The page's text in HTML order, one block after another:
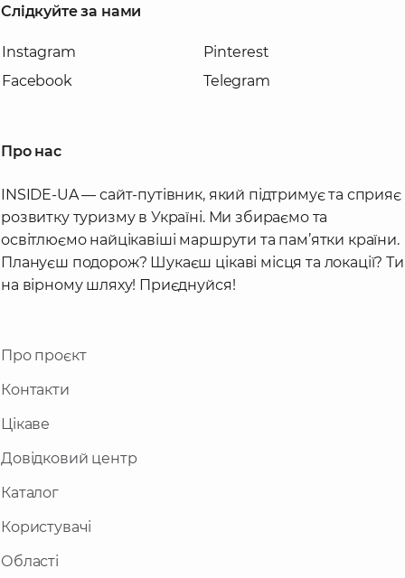
Слідкуйте за нами
Instagram
Facebook
Pinterest
Telegram
Про нас
INSIDE-UA — сайт-путівник, який підтримує та сприяє
розвитку туризму в Україні. Ми збираємо та
освітлюємо найцікавіші маршрути та пам’ятки країни.
Плануєш подорож? Шукаєш цікаві місця та локації? Ти
на вірному шляху! Приєднуйся!
Про проєкт
Контакти
Цікаве
Довідковий центр
Каталог
Користувачі
Області